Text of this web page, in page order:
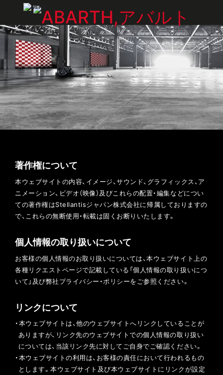
著作権について
本ウェブサイトの内容、イメージ、サウンド、グラフィックス、ア
ニメーション、ビデオ（映像）及びこれらの配置・編集などについ
ての著作権はStellantisジャパン株式会社に帰属しておりますの
で、これらの無断使用・転載は固くお断りいたします。
個人情報の取り扱いについて
お客様の個人情報のお取り扱いについては、本ウェブサイト上の
各種リクエストページで記載している「個人情報の取り扱いにつ
いて」及び弊社プライバシー・ポリシーをご参照ください。
リンクについて
・本ウェブサイトは、他のウェブサイトへリンクしていることが
ありますが、リンク先のウェブサイトでの個人情報の取り扱い
については、当該リンク先に対してご自身でご確認ください。
・本ウェブサイトの利用は、お客様の責任において行われるもの
とします。本ウェブサイト及び本ウェブサイトにリンクが設定